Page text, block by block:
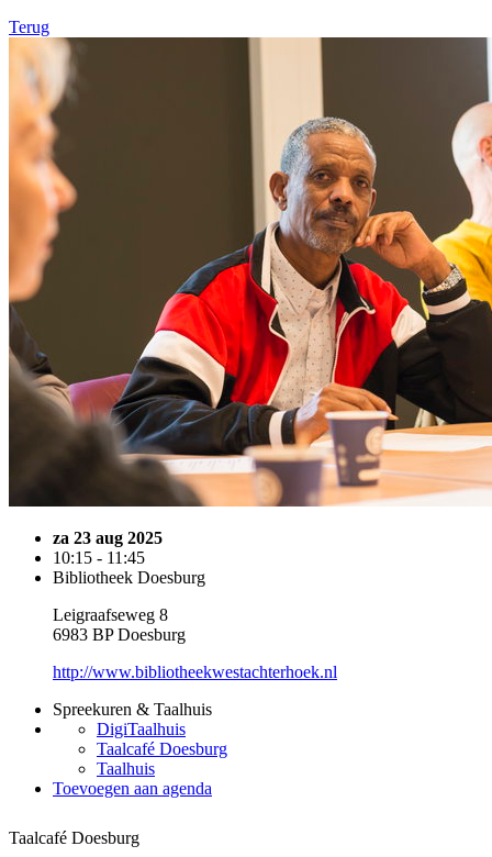
Terug
za 23 aug 2025
10:15 - 11:45
Bibliotheek Doesburg
Leigraafseweg 8
6983 BP Doesburg
http://www.bibliotheekwestachterhoek.nl
Spreekuren & Taalhuis
DigiTaalhuis
Taalcafé Doesburg
Taalhuis
Toevoegen aan agenda
Taalcafé Doesburg